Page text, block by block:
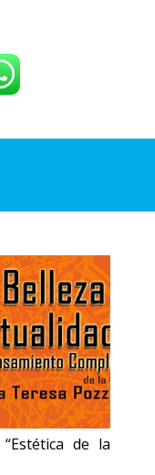
de la